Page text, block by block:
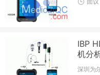
IBP
机分
深圳为